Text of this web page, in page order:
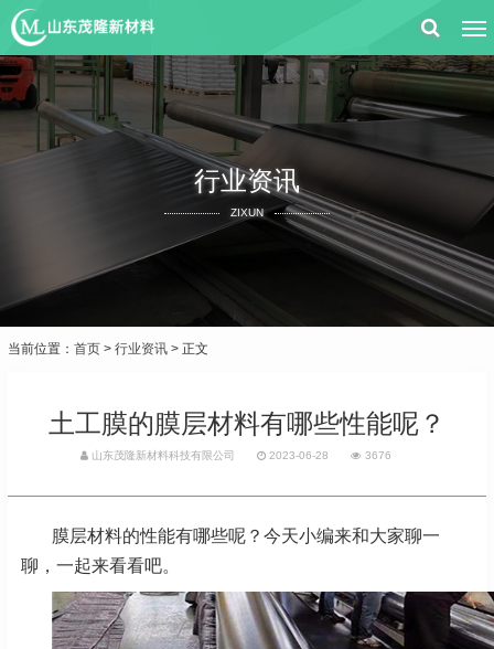
行业资讯
ZIXUN
当前位置： 首页 > 行业资讯 > 正文
土工膜的膜层材料有哪些性能呢？
山东茂隆新材料科技有限公司 2023-06-28 3676
膜层材料的性能有哪些呢？今天小编来和大家聊一
聊，一起来看看吧。